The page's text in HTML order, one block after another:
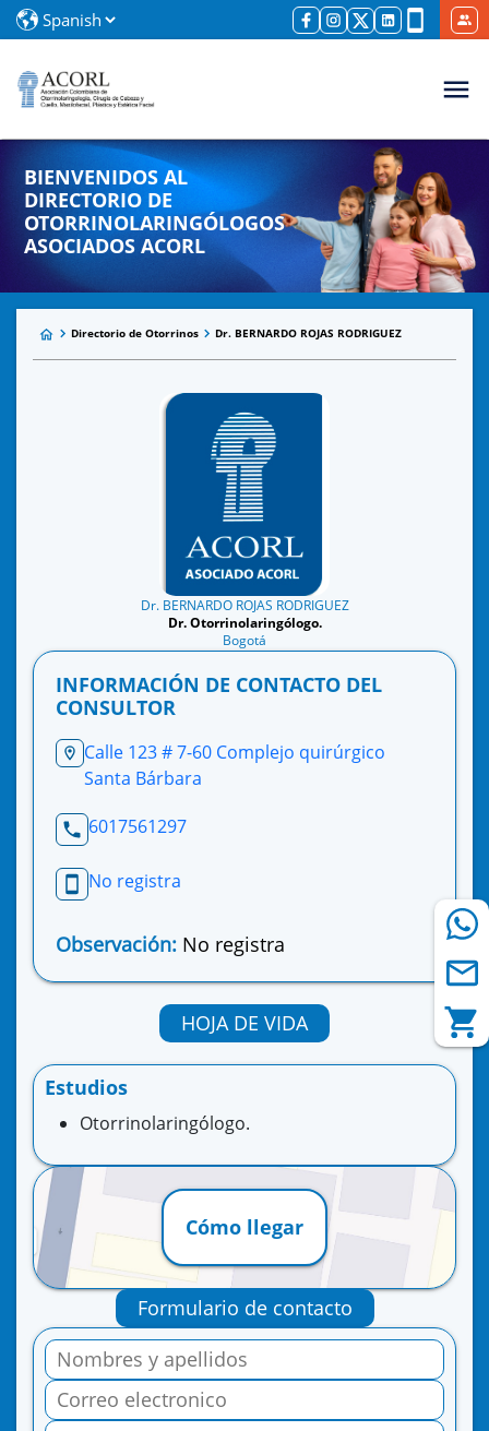
BIENVENIDOS AL
DIRECTORIO DE
OTORRINOLARINGÓLOGOS
ASOCIADOS ACORL
Directorio de Otorrinos Dr. BERNARDO ROJAS RODRIGUEZ
Dr. BERNARDO ROJAS RODRIGUEZ
Dr. Otorrinolaringólogo.
Bogotá
INFORMACIÓN DE CONTACTO DEL
CONSULTOR
Calle 123 # 7-60 Complejo quirúrgico
Santa Bárbara
6017561297
No registra
Observación: No registra
HOJA DE VIDA
Estudios
Otorrinolaringólogo.
Cómo llegar
Formulario de contacto